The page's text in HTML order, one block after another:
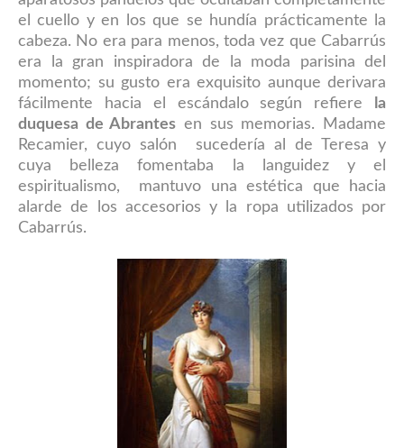
el cuello y en los que se hundía prácticamente la
cabeza. No era para menos, toda vez que Cabarrús
era la gran inspiradora de la moda parisina del
momento; su gusto era exquisito aunque derivara
fácilmente hacia el escándalo según refiere
la
duquesa de Abrantes en sus memorias. Madame
Recamier, cuyo salón sucedería al de Teresa y
cuya belleza fomentaba la languidez y el
espiritualismo, mantuvo una estética que hacia
alarde de los accesorios y la ropa utilizados por
Cabarrús.